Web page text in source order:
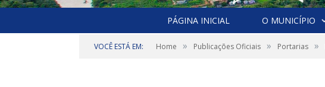
PÁGINA INICIAL O MUNICÍPIO
VOCÊ ESTÁ EM: Home » Publicações Oficiais » Portarias »